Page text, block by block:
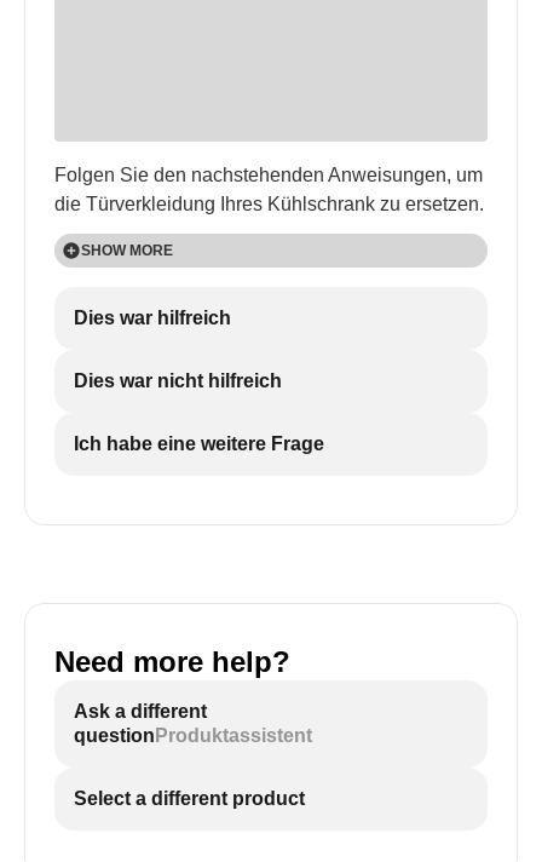
Folgen Sie den nachstehenden Anweisungen, um
die Türverkleidung Ihres Kühlschrank zu ersetzen.
SHOW MORE
Dies war hilfreich
Dies war nicht hilfreich
Ich habe eine weitere Frage
Need more help?
Ask a different
question Produktassistent
Select a different product